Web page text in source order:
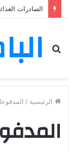
الصادرات
الرئيسية /